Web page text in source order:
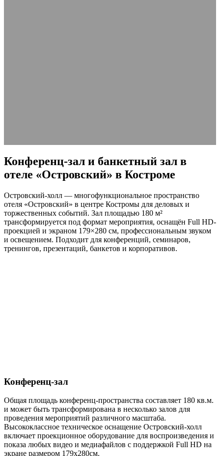
Конференц-зал и банкетный зал в
отеле «Островский» в Костроме
Островский-холл — многофункциональное пространство
отеля «Островский» в центре Костромы для деловых и
торжественных событий. Зал площадью 180 м²
трансформируется под формат мероприятия, оснащён Full HD-
проекцией и экраном 179×280 см, профессиональным звуком
и освещением. Подходит для конференций, семинаров,
тренингов, презентаций, банкетов и корпоративов.
Конференц-зал
Общая площадь конференц-пространства составляет 180 кв.м.
и может быть трансформирована в несколько залов для
проведения мероприятий различного масштаба.
Высококлассное техническое оснащение Островский-холл
включает проекционное оборудование для воспроизведения и
показа любых видео и медиафайлов с поддержкой Full HD на
экране размером 179х280см.